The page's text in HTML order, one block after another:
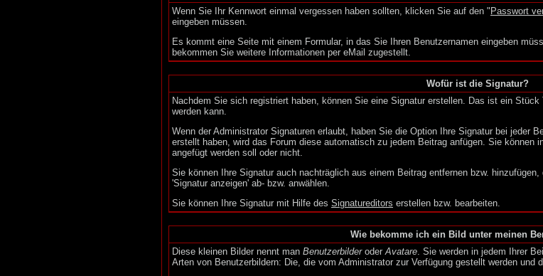
Wenn Sie Ihr Kennwort einmal vergessen haben sollten, klicken Sie auf den " Passwort
eingeben müssen.
Es kommt eine Seite mit einem Formular, in das Sie Ihren Benutzernamen eingeben
bekommen Sie weitere Informationen per eMail zugestellt.
Wofür ist die Signatur?
Nachdem Sie sich registriert haben, können Sie eine Signatur erstellen. Das ist ein
werden kann.
Wenn der Administrator Signaturen erlaubt, haben Sie die Option Ihre Signatur bei jeder
erstellt haben, wird das Forum diese automatisch zu jedem Beitrag anfügen. Sie können
angefügt werden soll oder nicht.
Sie können Ihre Signatur auch nachträglich aus einem Beitrag entfernen bzw.
'Signatur anzeigen' ab- bzw. anwählen.
Sie können Ihre Signatur mit Hilfe des Signatureditors erstellen bzw. bearbeiten.
Wie bekomme ich ein Bild unter meinen
Diese kleinen Bilder nennt man BenutzerbilderoderAvatare. Sie werden in jedem Ihrer
Arten von Benutzerbildern: Die, die vom Administrator zur Verfügung gestellt werden und